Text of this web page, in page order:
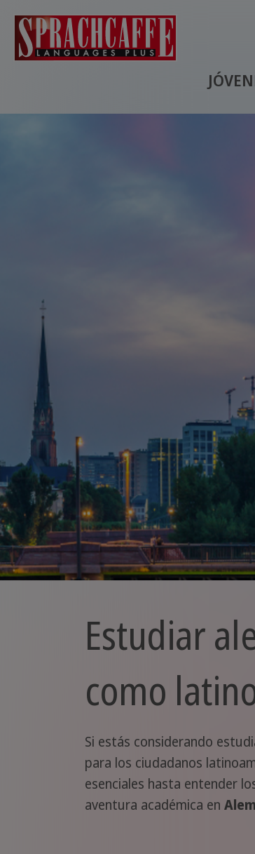
Estudiar
como
Si estás considerando
para los ciudadanos
esenciales hasta entender
aventura académica en